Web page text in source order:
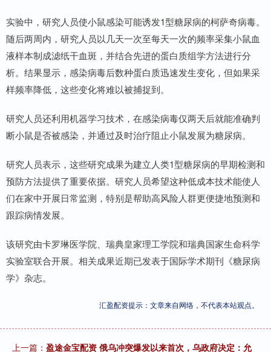
实验中，研究人员使小鼠感染可能诱发1型糖尿病的柯萨奇病毒。
随后两周内，研究人员以几天一次至每天一次的频率采集小鼠血
液样本制成滤纸干血斑，并结合先进的蛋白质组学方法进行分
析。结果显示，感染病毒后数种蛋白质迅速发生变化，但如果采
样频率降低，这些变化将难以被捕捉到。
研究人员还利用机器学习技术，在感染病毒仅两天后就能准确判
断小鼠是否被感染，并通过及时治疗阻止小鼠发展为糖尿病。
研究人员表示，这些研究成果为建立人类1型糖尿病的早期检测和
预防方法提供了重要依据。研究人员希望这种低成本技术能使人
们在家中开展日常监测，特别是帮助高风险人群更便捷地预测和
跟踪病情发展。
该研究由卡罗琳医学院、瑞典皇家理工学院和瑞典国家生命科学
实验室联合开展。相关成果近期已发表于国际学术期刊《糖尿病
学》杂志。
汇盈配资提示：文章来自网络，不代表本站观点。
上一篇： 盈途金宝配资 俄乌冲突爆发以来首次，乌政府决定：允